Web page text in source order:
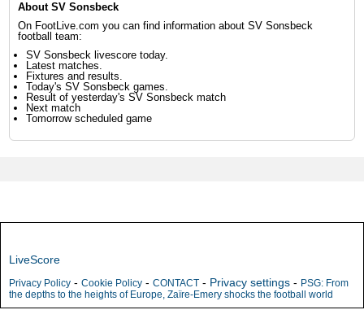
About SV Sonsbeck
On FootLive.com you can find information about SV Sonsbeck
football team:
SV Sonsbeck livescore today.
Latest matches.
Fixtures and results.
Today's SV Sonsbeck games.
Result of yesterday's SV Sonsbeck match
Next match
Tomorrow scheduled game
LiveScore
Privacy Policy - Cookie Policy - CONTACT - Privacy settings - PSG: From
the depths to the heights of Europe, Zaïre-Emery shocks the football world